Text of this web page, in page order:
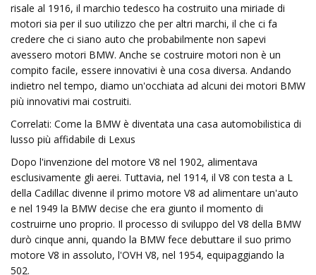
risale al 1916, il marchio tedesco ha costruito una miriade di
motori sia per il suo utilizzo che per altri marchi, il che ci fa
credere che ci siano auto che probabilmente non sapevi
avessero motori BMW. Anche se costruire motori non è un
compito facile, essere innovativi è una cosa diversa. Andando
indietro nel tempo, diamo un'occhiata ad alcuni dei motori BMW
più innovativi mai costruiti.
Correlati: Come la BMW è diventata una casa automobilistica di
lusso più affidabile di Lexus
Dopo l'invenzione del motore V8 nel 1902, alimentava
esclusivamente gli aerei. Tuttavia, nel 1914, il V8 con testa a L
della Cadillac divenne il primo motore V8 ad alimentare un'auto
e nel 1949 la BMW decise che era giunto il momento di
costruirne uno proprio. Il processo di sviluppo del V8 della BMW
durò cinque anni, quando la BMW fece debuttare il suo primo
motore V8 in assoluto, l'OVH V8, nel 1954, equipaggiando la
502.